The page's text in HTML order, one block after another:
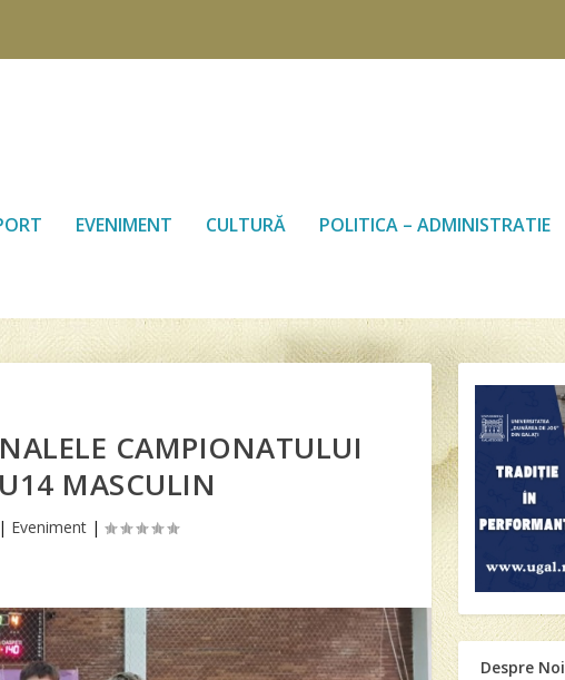
EVENIMENT CULTURĂ POLITICA – ADMINISTRATIE
CAMPIONATULUI
MASCULIN
| Eveniment|
Despre Noi